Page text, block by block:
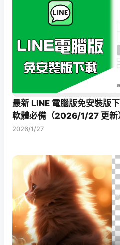
最新 LINE 電腦版免安裝版
軟體必備（2026/1/27 更新
2026/1/27